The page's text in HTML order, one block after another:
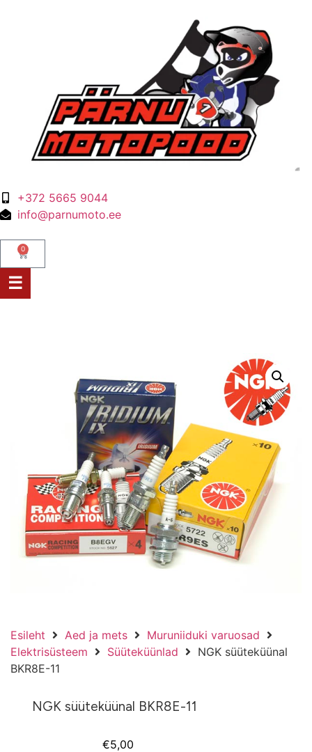
+372 5665 9044
info@parnumoto.ee
0
☰
Esileht Aed ja mets
Muruniiduki varuosad
Elektrisüsteem
Süüteküünlad
NGK süüteküünal
BKR8E-11
NGK süüteküünal BKR8E-11
€5,00